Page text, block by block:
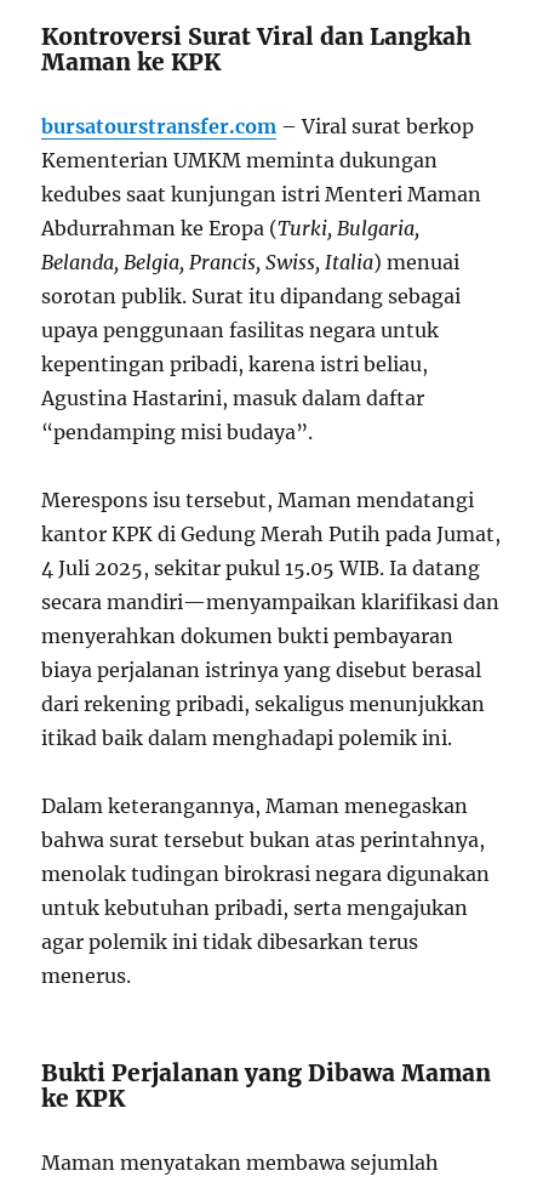
Kontroversi Surat Viral dan Langkah
Maman ke KPK
bursatourstransfer.com – Viral surat berkop
Kementerian UMKM meminta dukungan
kedubes saat kunjungan istri Menteri Maman
Abdurrahman ke Eropa (Turki, Bulgaria,
Belanda, Belgia, Prancis, Swiss, Italia) menuai
sorotan publik. Surat itu dipandang sebagai
upaya penggunaan fasilitas negara untuk
kepentingan pribadi, karena istri beliau,
Agustina Hastarini, masuk dalam daftar
“pendamping misi budaya”.
Merespons isu tersebut, Maman mendatangi
kantor KPK di Gedung Merah Putih pada Jumat,
4 Juli 2025, sekitar pukul 15.05 WIB. Ia datang
secara mandiri—menyampaikan klarifikasi dan
menyerahkan dokumen bukti pembayaran
biaya perjalanan istrinya yang disebut berasal
dari rekening pribadi, sekaligus menunjukkan
itikad baik dalam menghadapi polemik ini.
Dalam keterangannya, Maman menegaskan
bahwa surat tersebut bukan atas perintahnya,
menolak tudingan birokrasi negara digunakan
untuk kebutuhan pribadi, serta mengajukan
agar polemik ini tidak dibesarkan terus
menerus.
Bukti Perjalanan yang Dibawa Maman
ke KPK
Maman menyatakan membawa sejumlah